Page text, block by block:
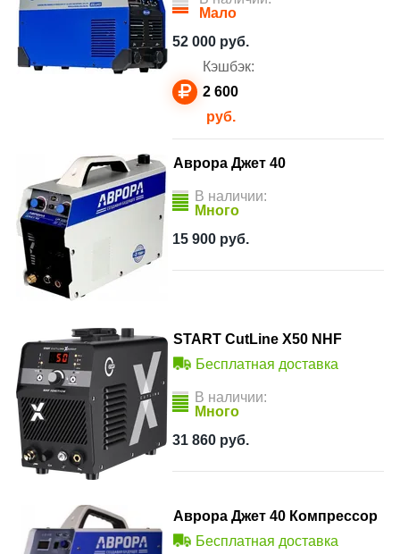
Мало
52 000 руб.
Кэшбэк:
2 600
руб.
Аврора Джет 40
В наличии:
Много
15 900 руб.
START CutLine X50 NHF
Бесплатная доставка
В наличии:
Много
31 860 руб.
Аврора Джет 40 Компрессор
Бесплатная доставка